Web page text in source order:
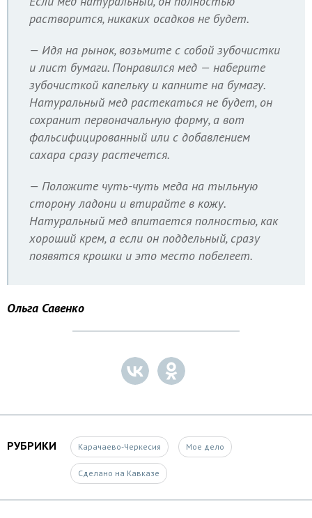
растворится, никаких осадков не будет.
— Идя на рынок, возьмите с собой зубочистки
и лист бумаги. Понравился мед — наберите
зубочисткой капельку и капните на бумагу.
Натуральный мед растекаться не будет, он
сохранит первоначальную форму, а вот
фальсифицированный или с добавлением
сахара сразу растечется.
— Положите чуть-чуть меда на тыльную
сторону ладони и втирайте в кожу.
Натуральный мед впитается полностью, как
хороший крем, а если он поддельный, сразу
появятся крошки и это место побелеет.
Ольга Савенко
РУБРИКИ Карачаево-Черкесия Мое дело
Сделано на Кавказе